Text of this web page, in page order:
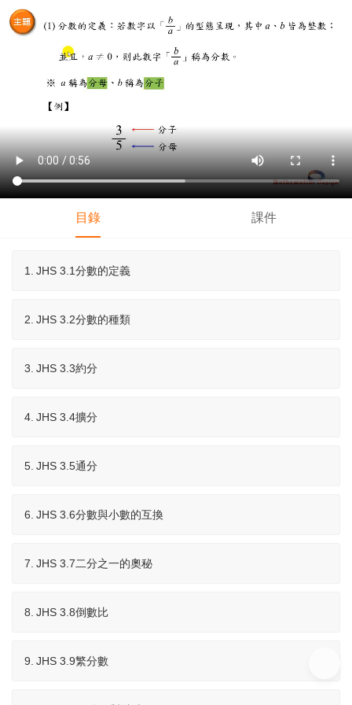
目錄 課件
1. JHS 3.1分數的定義
2. JHS 3.2分數的種類
3. JHS 3.3約分
4. JHS 3.4擴分
5. JHS 3.5通分
6. JHS 3.6分數與小數的互換
7. JHS 3.7二分之一的奧秘
8. JHS 3.8倒數比
9. JHS 3.9繁分數